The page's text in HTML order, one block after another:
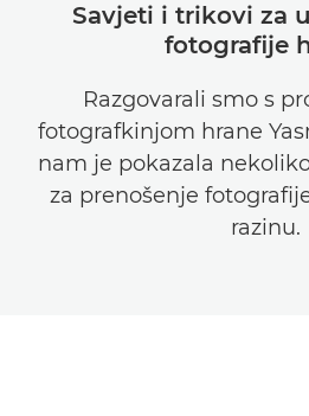
Savjeti i trikovi za
fotografije
Razgovarali smo s
fotografkinjom hrane
nam je pokazala
za prenošenje
razinu.